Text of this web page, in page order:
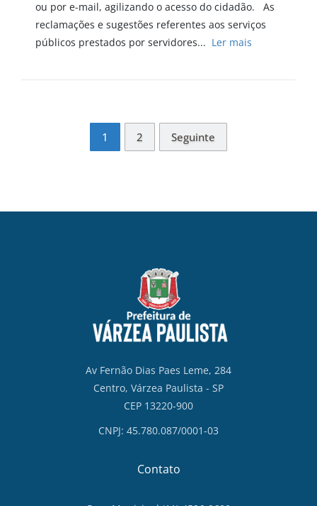
ou por e-mail, agilizando o acesso do cidadão. As
reclamações e sugestões referentes aos serviços
públicos prestados por servidores... Ler mais
1 2 Seguinte
Av Fernão Dias Paes Leme, 284
Centro, Várzea Paulista - SP
CEP 13220-900
CNPJ: 45.780.087/0001-03
Contato